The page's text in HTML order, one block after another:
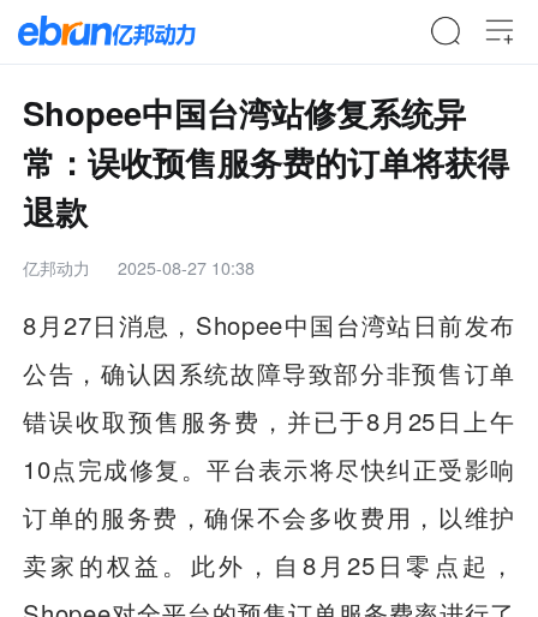
Shopee中国台湾站修复系统异
常：误收预售服务费的订单将获得
退款
亿邦动力 2025-08-27 10:38
8月27日消息，Shopee中国台湾站日前发布
公告，确认因系统故障导致部分非预售订单
错误收取预售服务费，并已于8月25日上午
10点完成修复。平台表示将尽快纠正受影响
订单的服务费，确保不会多收费用，以维护
卖家的权益。此外，自8月25日零点起，